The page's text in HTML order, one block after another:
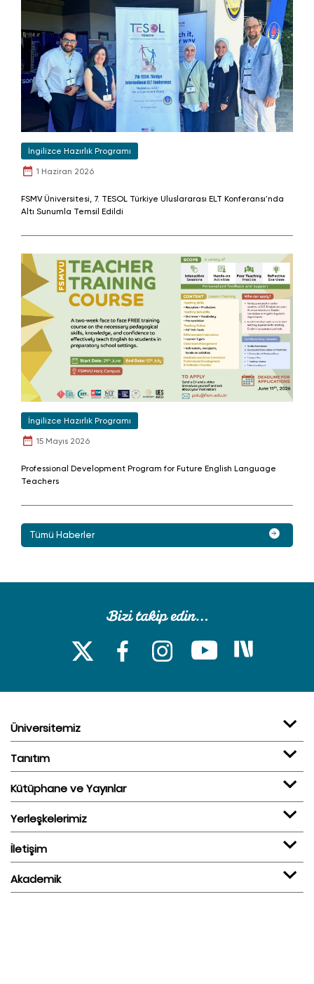
İngilizce Hazırlık Programı
1 Haziran 2026
FSMV Üniversitesi, 7. TESOL Türkiye Uluslararası ELT Konferansı'nda
Altı Sunumla Temsil Edildi
İngilizce Hazırlık Programı
15 Mayıs 2026
Professional Development Program for Future English Language
Teachers
Tümü Haberler
Üniversitemiz
Tanıtım
Kütüphane ve Yayınlar
Yerleşkelerimiz
İletişim
Akademik